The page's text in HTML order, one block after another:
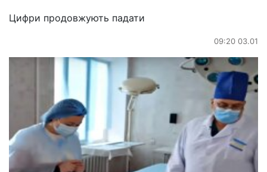
Цифри продовжують падати
09:20 03.01